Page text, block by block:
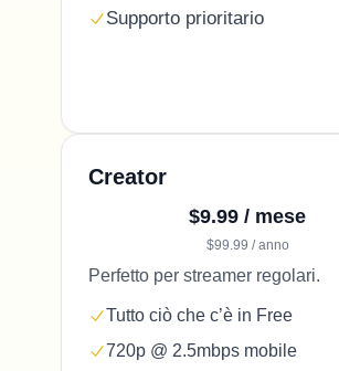
Supporto prioritario
Creator
$9.99 / mese
$99.99 / anno
Perfetto per streamer regolari.
Tutto ciò che c’è in Free
720p @ 2.5mbps mobile